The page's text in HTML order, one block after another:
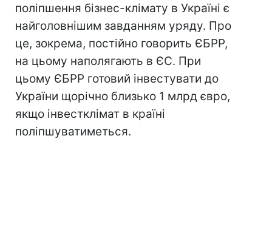
поліпшення бізнес-клімату в Україні є
найголовнішим завданням уряду. Про
це, зокрема, постійно говорить ЄБРР,
на цьому наполягають в ЄС. При
цьому ЄБРР готовий інвестувати до
України щорічно близько 1 млрд євро,
якщо інвестклімат в країні
поліпшуватиметься.